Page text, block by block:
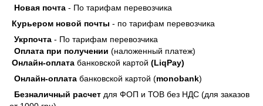
Новая почта - По тарифам перевозчика
Курьером новой почты - по тарифам перевозчика
Укрпочта - По тарифам перевозчика
Оплата при получении (наложенный платеж)
Онлайн-оплата банковской картой (LiqPay)
Онлайн-оплата банковской картой (monobank)
Безналичный расчет для ФОП и ТОВ без НДС (для заказов